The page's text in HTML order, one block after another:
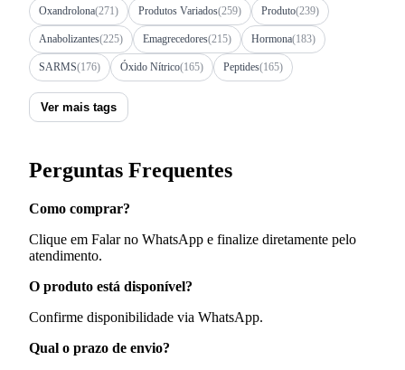
Oxandrolona(271) Produtos Variados(259) Produto(239)
Anabolizantes(225) Emagrecedores(215) Hormona(183)
SARMS(176) Óxido Nítrico(165) Peptides(165)
Ver mais tags
Perguntas Frequentes
Como comprar?
Clique em Falar no WhatsApp e finalize diretamente pelo
atendimento.
O produto está disponível?
Confirme disponibilidade via WhatsApp.
Qual o prazo de envio?